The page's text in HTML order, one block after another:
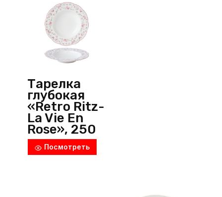
Porland
(Турция)
Тарелка
глубокая
«Retro Ritz-
La Vie En
Rose», 250
мл, d=230
мм,Посмотреть